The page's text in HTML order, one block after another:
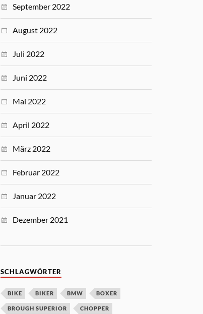
September 2022
August 2022
Juli 2022
Juni 2022
Mai 2022
April 2022
März 2022
Februar 2022
Januar 2022
Dezember 2021
SCHLAGWÖRTER
BIKE BIKER BMW BOXER
BROUGH SUPERIOR CHOPPER